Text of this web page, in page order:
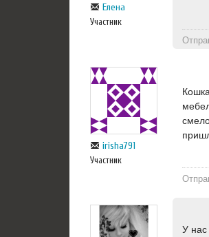
Елена
Участник
irisha791
Участник
У нас